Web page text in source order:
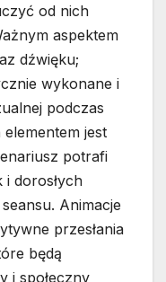
od nich
aspektem
dźwięku;
wykonane i
podczas
jest
potrafi
dorosłych
Animacje
przesłania
będą
i społeczny